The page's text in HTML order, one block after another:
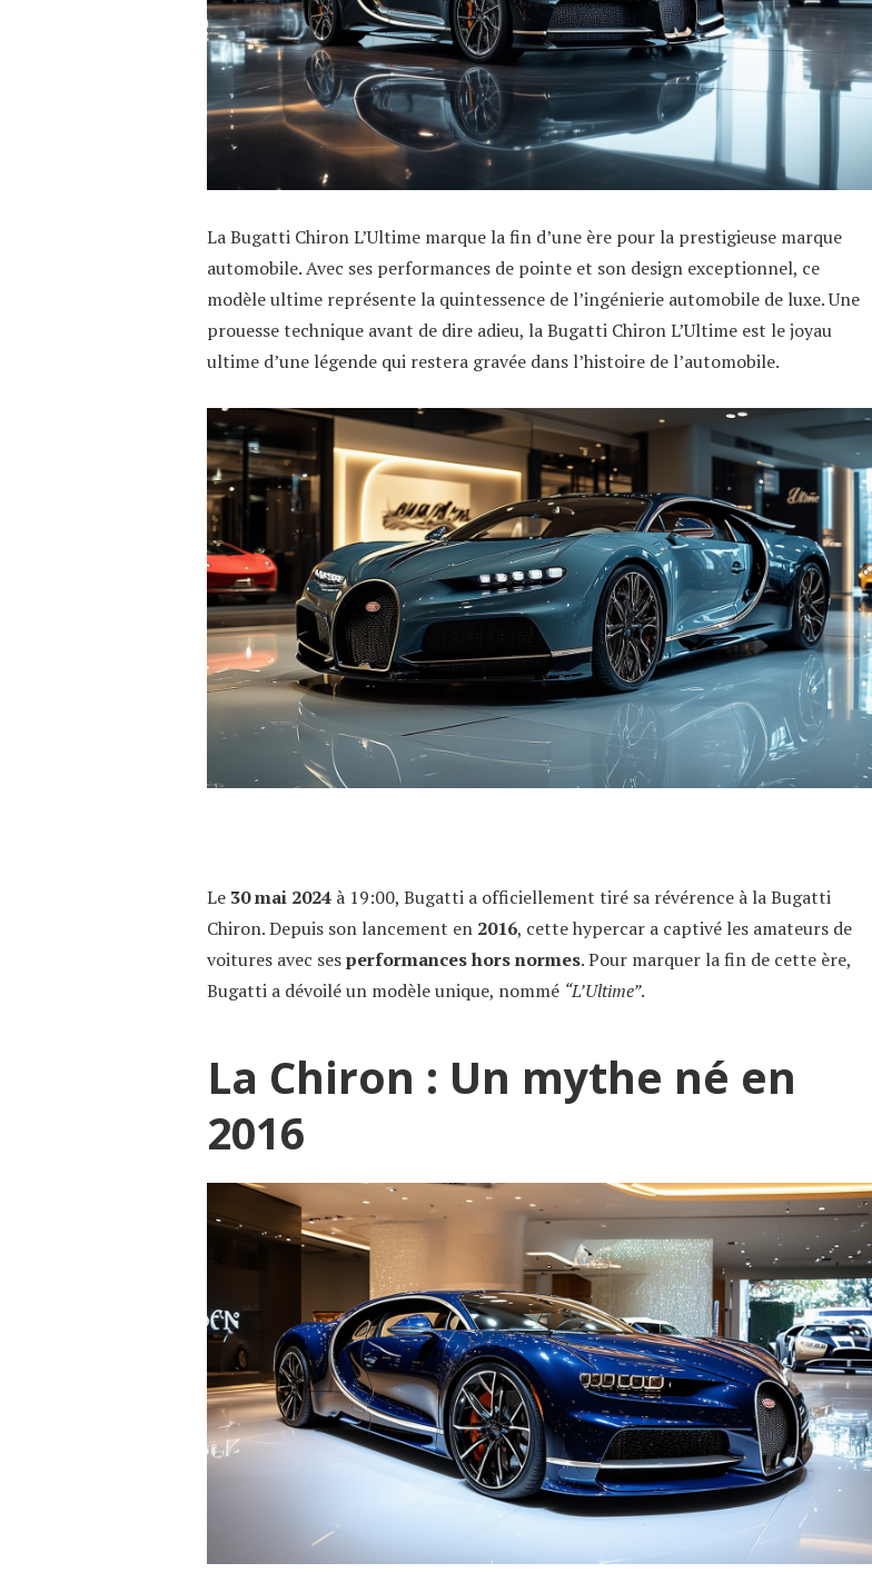
La Bugatti Chiron L’Ultime marque la fin d’une ère pour la prestigieuse marque
automobile. Avec ses performances de pointe et son design exceptionnel, ce
modèle ultime représente la quintessence de l’ingénierie automobile de luxe. Une
prouesse technique avant de dire adieu, la Bugatti Chiron L’Ultime est le joyau
ultime d’une légende qui restera gravée dans l’histoire de l’automobile.
Le 30 mai 2024 à 19:00, Bugatti a officiellement tiré sa révérence à la Bugatti
Chiron. Depuis son lancement en 2016, cette hypercar a captivé les amateurs de
voitures avec sesperformances hors normes. Pour marquer la fin de cette ère,
Bugatti a dévoilé un modèle unique, nommé “L’Ultime”.
La Chiron : Un mythe né en
2016